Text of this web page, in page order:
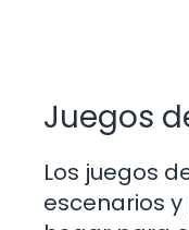
Juegos
Los juegos
escenarios